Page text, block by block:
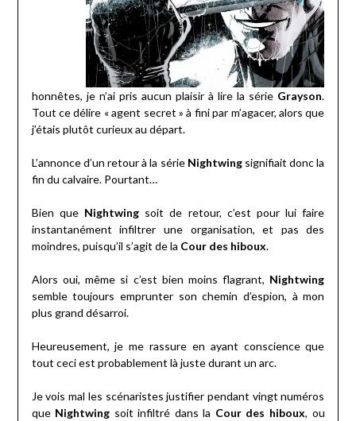
honnêtes, je n’ai pris aucun plaisir à lire la série Grayson.
Tout ce délire « agent secret » à fini par m’agacer, alors que
j’étais plutôt curieux au départ.
L’annonce d’un retour à la série Nightwingsignifiait donc la
fin du calvaire. Pourtant…
Bien que Nightwingsoit de retour, c’est pour lui faire
instantanément infiltrer une organisation, et pas des
moindres, puisqu’il s’agit de la Cour des hiboux.
Alors oui, même si c’est bien moins flagrant, Nightwing
semble toujours emprunter son chemin d’espion, à mon
plus grand désarroi.
Heureusement, je me rassure en ayant conscience que
tout ceci est probablement là juste durant un arc.
Je vois mal les scénaristes justifier pendant vingt numéros
que Nightwing soit infiltré dans la Cour des hiboux, ou